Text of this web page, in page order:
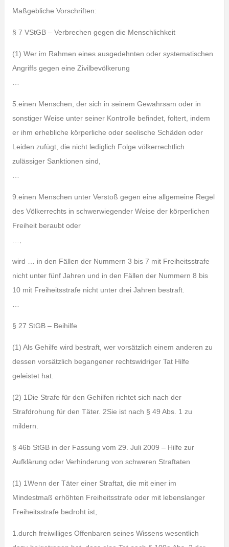
Maßgebliche Vorschriften:
§ 7 VStGB – Verbrechen gegen die Menschlichkeit
(1) Wer im Rahmen eines ausgedehnten oder systematischen
Angriffs gegen eine Zivilbevölkerung
5.einen Menschen, der sich in seinem Gewahrsam oder in
sonstiger Weise unter seiner Kontrolle befindet, foltert, indem
er ihm erhebliche körperliche oder seelische Schäden oder
Leiden zufügt, die nicht lediglich Folge völkerrechtlich
zulässiger Sanktionen sind,
9.einen Menschen unter Verstoß gegen eine allgemeine Regel
des Völkerrechts in schwerwiegender Weise der körperlichen
Freiheit beraubt oder
wird … in den Fällen der Nummern 3 bis 7 mit Freiheitsstrafe
nicht unter fünf Jahren und in den Fällen der Nummern 8 bis
10 mit Freiheitsstrafe nicht unter drei Jahren bestraft.
§ 27 StGB – Beihilfe
(1) Als Gehilfe wird bestraft, wer vorsätzlich einem anderen zu
dessen vorsätzlich begangener rechtswidriger Tat Hilfe
geleistet hat.
(2) 1Die Strafe für den Gehilfen richtet sich nach der
Strafdrohung für den Täter. 2Sie ist nach § 49 Abs. 1 zu
mildern.
§ 46b StGB in der Fassung vom 29. Juli 2009 – Hilfe zur
Aufklärung oder Verhinderung von schweren Straftaten
(1) 1Wenn der Täter einer Straftat, die mit einer im
Mindestmaß erhöhten Freiheitsstrafe oder mit lebenslanger
Freiheitsstrafe bedroht ist,
1.durch freiwilliges Offenbaren seines Wissens wesentlich